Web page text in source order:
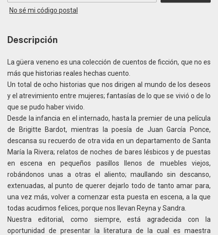
No sé mi código postal
Descripción
La güera veneno es una colección de cuentos de ficción, que no es
más que historias reales hechas cuento.
Un total de ocho historias que nos dirigen al mundo de los deseos
y el atrevimiento entre mujeres; fantasías de lo que se vivió o de lo
que se pudo haber vivido.
Desde la infancia en el internado, hasta la premier de una película
de Brigitte Bardot, mientras la poesía de Juan García Ponce,
descansa su recuerdo de otra vida en un departamento de Santa
María la Rivera; relatos de noches de bares lésbicos y de puestas
en escena en pequeños pasillos llenos de muebles viejos,
robándonos unas a otras el aliento; maullando sin descanso,
extenuadas, al punto de querer dejarlo todo de tanto amar para,
una vez más, volver a comenzar esta puesta en escena, a la que
todas acudimos felices, porque nos llevan Reyna y Sandra.
Nuestra editorial, como siempre, está agradecida con la
oportunidad de presentar la literatura de la cual es maestra